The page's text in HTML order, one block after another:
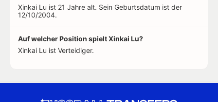
Xinkai Lu ist 21 Jahre alt. Sein Geburtsdatum ist der
12/10/2004.
Auf welcher Position spielt Xinkai Lu?
Xinkai Lu ist Verteidiger.